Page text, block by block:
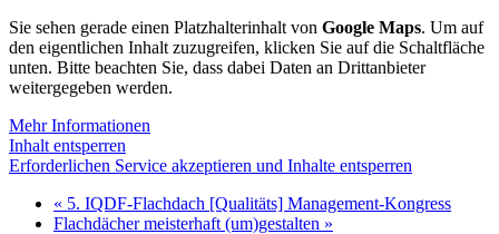
Sie sehen gerade einen Platzhalterinhalt von Google Maps. Um auf
den eigentlichen Inhalt zuzugreifen, klicken Sie auf die Schaltfläche
unten. Bitte beachten Sie, dass dabei Daten an Drittanbieter
weitergegeben werden.
Mehr Informationen
Inhalt entsperren
Erforderlichen Service akzeptieren und Inhalte entsperren
« 5. IQDF-Flachdach [Qualitäts] Management-Kongress
Flachdächer meisterhaft (um)gestalten »